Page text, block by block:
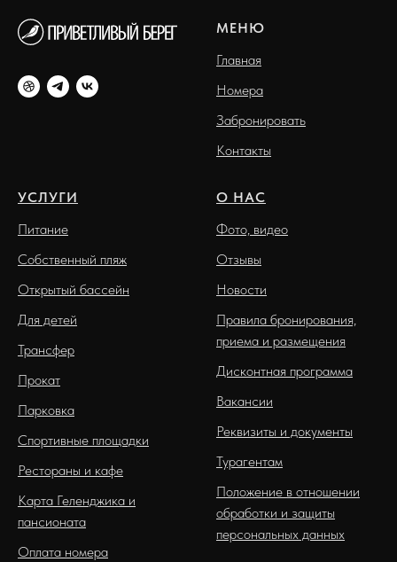
МЕНЮ
Главная
Номера
Забронировать
Контакты
УСЛУГИ
Питание
Собственный пляж
Открытый бассейн
Для детей
Трансфер
Прокат
Парковка
Спортивные площадки
Рестораны и кафе
Карта Геленджика и
пансионата
Оплата номера
О НАС
Фото, видео
Отзывы
Новости
Правила бронирования,
приема и размещения
Дисконтная программа
Вакансии
Реквизиты и документы
Турагентам
Положение в отношении
обработки и защиты
персональных данных